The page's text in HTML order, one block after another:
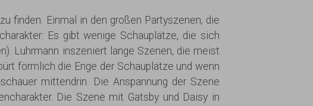
finden. Einmal in den großen Partyszenen, die
Es gibt wenige Schauplätze, die sich
Luhrmann inszeniert lange Szenen, die meist
förmlich die Enge der Schauplätze und wenn
mittendrin. Die Anspannung der Szene
Die Szene mit Gatsby und Daisy in